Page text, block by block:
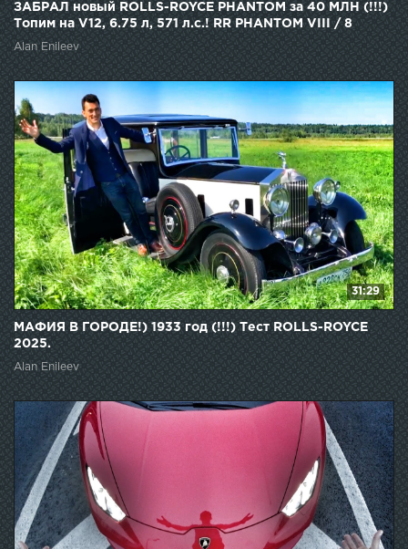
ЗАБРАЛ новый ROLLS-ROYCE PHANTOM за 40 МЛН (!!!)
Топим на V12, 6.75 л, 571 л.с.! RR PHANTOM VIII / 8
Alan Enileev
31:29
МАФИЯ В ГОРОДЕ!) 1933 год (!!!) Тест ROLLS-ROYCE
2025.
Alan Enileev